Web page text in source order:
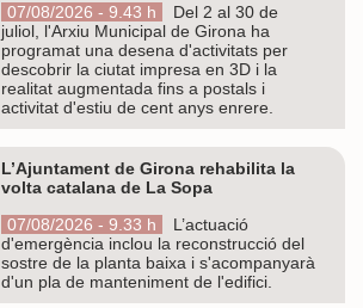
07/08/2026 - 9.43 h
Del 2 al 30 de
juliol, l'Arxiu Municipal de Girona ha
programat una desena d'activitats per
descobrir la ciutat impresa en 3D i la
realitat augmentada fins a postals i
activitat d'estiu de cent anys enrere.
L’Ajuntament de Girona rehabilita la
volta catalana de La Sopa
07/08/2026 - 9.33 h
L’actuació
d'emergència inclou la reconstrucció del
sostre de la planta baixa i s'acompanyarà
d'un pla de manteniment de l'edifici.